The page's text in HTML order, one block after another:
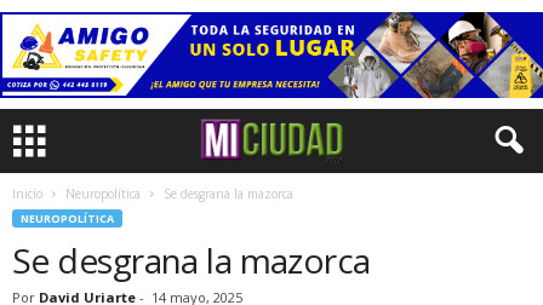
Inicio Neuropolítica Se desgrana la mazorca
NEUROPOLÍTICA
Se desgrana la mazorca
Por David Uriarte - 14 mayo, 2025